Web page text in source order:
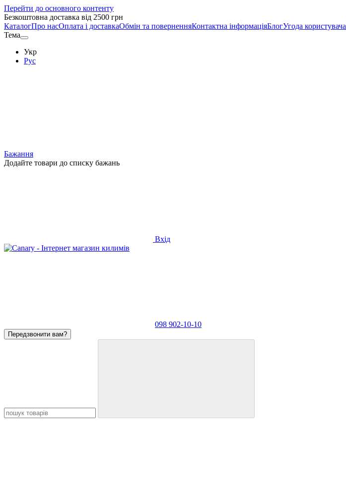
Перейти до основного контенту
Безкоштовна доставка від 2500 грн
КаталогПро насОплата і доставкаОбмін та поверненняКонтактна інформаціяБлогУгода користувача
Тема
Укр
Рус
Бажання
Додайте товари до списку бажань
Вхід
098 902-10-10
Передзвонити вам?